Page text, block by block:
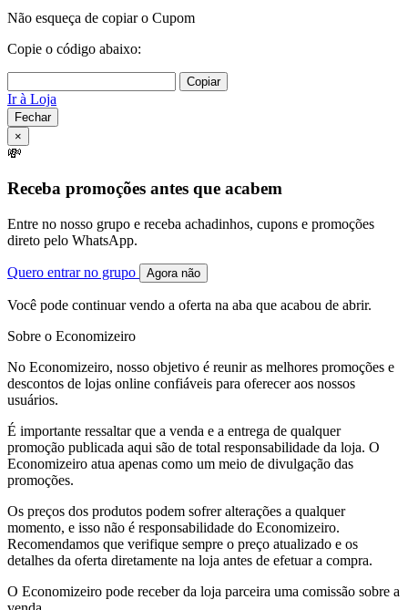
Não esqueça de copiar o Cupom
Copie o código abaixo:
Copiar
Ir à Loja
Fechar
×
💸
Receba promoções antes que acabem
Entre no nosso grupo e receba achadinhos, cupons e promoções
direto pelo WhatsApp.
Quero entrar no grupo Agora não
Você pode continuar vendo a oferta na aba que acabou de abrir.
Sobre o Economizeiro
No Economizeiro, nosso objetivo é reunir as melhores promoções e
descontos de lojas online confiáveis para oferecer aos nossos
usuários.
É importante ressaltar que a venda e a entrega de qualquer
promoção publicada aqui são de total responsabilidade da loja. O
Economizeiro atua apenas como um meio de divulgação das
promoções.
Os preços dos produtos podem sofrer alterações a qualquer
momento, e isso não é responsabilidade do Economizeiro.
Recomendamos que verifique sempre o preço atualizado e os
detalhes da oferta diretamente na loja antes de efetuar a compra.
O Economizeiro pode receber da loja parceira uma comissão sobre a